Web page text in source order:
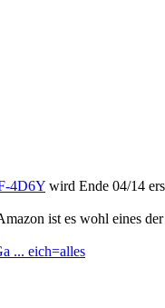
4D6Y wird Ende 04/14
ist es wohl eines
... eich=alles